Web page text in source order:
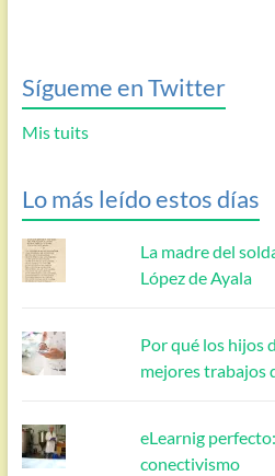
Sígueme en Twitter
Mis tuits
Lo más leído estos días
La madre del
López de Ayala
Por qué los hijos
mejores trabajos
eLearnig
conectivismo